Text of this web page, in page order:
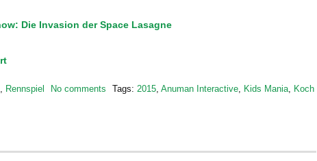
Die Invasion der Space Lasagne
Rennspiel No comments Tags: 2015 Anuman Interactive Kids Mania
Koch